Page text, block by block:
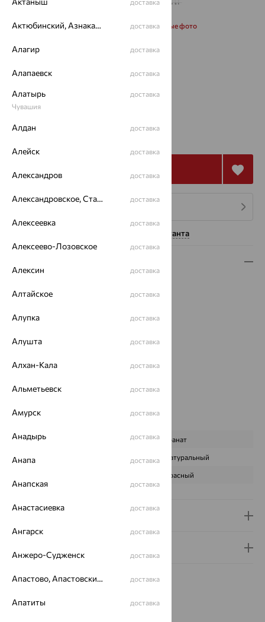
Запросить дополнительные фото
45
Калькулятор размера
от 81 287
4 платежа по 20 322
Нужна помощь консультанта
Металл:Золото
Проба:
Страна происхождения:
РОССИЯ
Бренд:SOKOLOV
Вес металла:
Характеристика вставки:
ВИД КАМНЯ Гранат
ПРОИСХОЖДЕНИЕ Натуральный
Красный
доставка
Актюбинский, Азнакаевский район доставка
Алагир доставка
Алапаевск доставка
Алатырь
Чувашия
доставка
Алдан доставка
Алейск доставка
Александров доставка
Александровское, Ставропольский край доставка
Алексеевка доставка
Алексеево-Лозовское доставка
Алексин доставка
Алтайское доставка
Алупка доставка
Алушта доставка
Алхан-Кала доставка
Альметьевск доставка
Амурск доставка
Анадырь доставка
Анапа доставка
Анапская доставка
Анастасиевка доставка
Ангарск доставка
Анжеро-Судженск доставка
Апастово, Апастовский район доставка
Апатиты доставка